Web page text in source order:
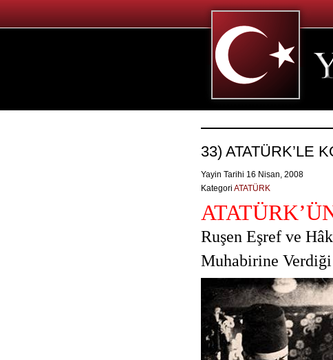
33) ATATÜRK’LE
Yayin Tarihi 16 Nisan, 2008
Kategori ATATÜRK
Ruşen Eşref ve
Muhabirine